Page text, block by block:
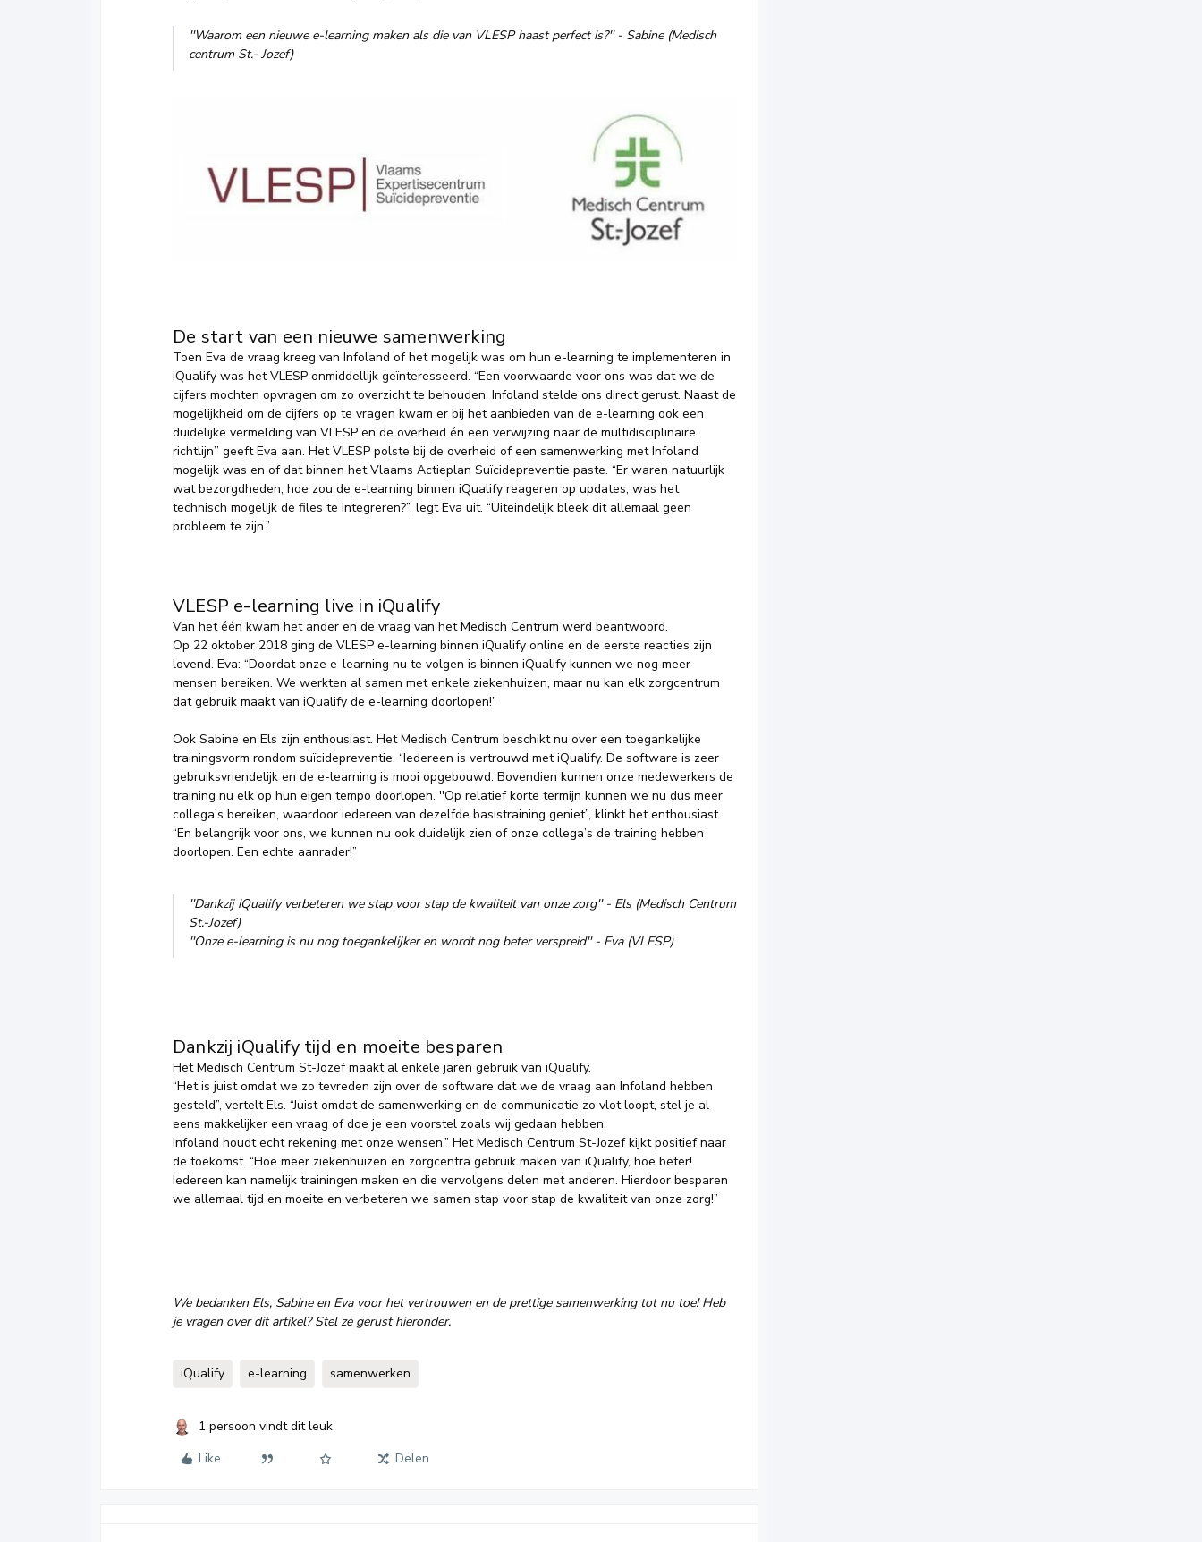
''Waarom een nieuwe e-learning maken als die van VLESP haast perfect is?'' - Sabine (Medisch
centrum St.- Jozef)
De start van een nieuwe samenwerking
Toen Eva de vraag kreeg van Infoland of het mogelijk was om hun e-learning te implementeren in
iQualify was het VLESP onmiddellijk geïnteresseerd. “Een voorwaarde voor ons was dat we de
cijfers mochten opvragen om zo overzicht te behouden. Infoland stelde ons direct gerust. Naast de
mogelijkheid om de cijfers op te vragen kwam er bij het aanbieden van de e-learning ook een
duidelijke vermelding van VLESP en de overheid én een verwijzing naar de multidisciplinaire
richtlijn’’ geeft Eva aan. Het VLESP polste bij de overheid of een samenwerking met Infoland
mogelijk was en of dat binnen het Vlaams Actieplan Suïcidepreventie paste. “Er waren natuurlijk
wat bezorgdheden, hoe zou de e-learning binnen iQualify reageren op updates, was het
technisch mogelijk de files te integreren?”, legt Eva uit. “Uiteindelijk bleek dit allemaal geen
probleem te zijn.”
VLESP e-learning live in iQualify
Van het één kwam het ander en de vraag van het Medisch Centrum werd beantwoord.
Op 22 oktober 2018 ging de VLESP e-learning binnen iQualify online en de eerste reacties zijn
lovend. Eva: “Doordat onze e-learning nu te volgen is binnen iQualify kunnen we nog meer
mensen bereiken. We werkten al samen met enkele ziekenhuizen, maar nu kan elk zorgcentrum
dat gebruik maakt van iQualify de e-learning doorlopen!”
Ook Sabine en Els zijn enthousiast. Het Medisch Centrum beschikt nu over een toegankelijke
trainingsvorm rondom suïcidepreventie. “Iedereen is vertrouwd met iQualify. De software is zeer
gebruiksvriendelijk en de e-learning is mooi opgebouwd. Bovendien kunnen onze medewerkers de
training nu elk op hun eigen tempo doorlopen. ''Op relatief korte termijn kunnen we nu dus meer
collega’s bereiken, waardoor iedereen van dezelfde basistraining geniet”, klinkt het enthousiast.
“En belangrijk voor ons, we kunnen nu ook duidelijk zien of onze collega’s de training hebben
doorlopen. Een echte aanrader!”
''Dankzij iQualify verbeteren we stap voor stap de kwaliteit van onze zorg'' - Els (Medisch Centrum
St.-Jozef)
''Onze e-learning is nu nog toegankelijker en wordt nog beter verspreid'' - Eva (VLESP)
Dankzij iQualify tijd en moeite besparen
Het Medisch Centrum St-Jozef maakt al enkele jaren gebruik van iQualify.
“Het is juist omdat we zo tevreden zijn over de software dat we de vraag aan Infoland hebben
gesteld”, vertelt Els. “Juist omdat de samenwerking en de communicatie zo vlot loopt, stel je al
eens makkelijker een vraag of doe je een voorstel zoals wij gedaan hebben.
Infoland houdt echt rekening met onze wensen.” Het Medisch Centrum St-Jozef kijkt positief naar
de toekomst. “Hoe meer ziekenhuizen en zorgcentra gebruik maken van iQualify, hoe beter!
Iedereen kan namelijk trainingen maken en die vervolgens delen met anderen. Hierdoor besparen
we allemaal tijd en moeite en verbeteren we samen stap voor stap de kwaliteit van onze zorg!”
We bedanken Els, Sabine en Eva voor het vertrouwen en de prettige samenwerking tot nu toe! Heb
je vragen over dit artikel? Stel ze gerust hieronder.
iQualify e-learning samenwerken
1 persoon vindt dit leuk
Like
Delen